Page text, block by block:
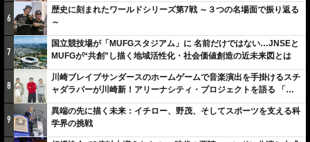
6
歴史に刻まれたワールドシリーズ第7戦 ～３つの名場面で振り返る
～
7
国立競技場が「MUFGスタジアム」に 名前だけではない…JNSEと
MUFGが“共創”し描く地域活性化・社会価値創造の近未来図とは
8
川崎ブレイブサンダースのホームゲームで音楽演出を手掛けるスチ
ャダラパーが川崎新！アリーナシティ・プロジェクトを語る 「楽
しみでしかないでしょ。川崎は、ずっと成長曲線だから」
9
異端の先に描く未来：イチロー、野茂、そしてスポーツを支える科
学界の挑戦